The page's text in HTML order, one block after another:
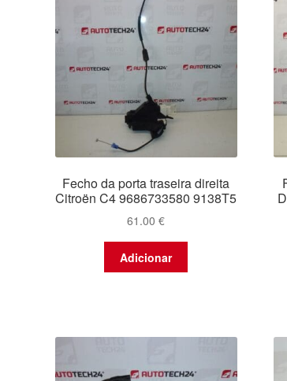
Fecho da porta traseira direita
Citroën C4 9686733580 9138T5
61.00€
Adicionar